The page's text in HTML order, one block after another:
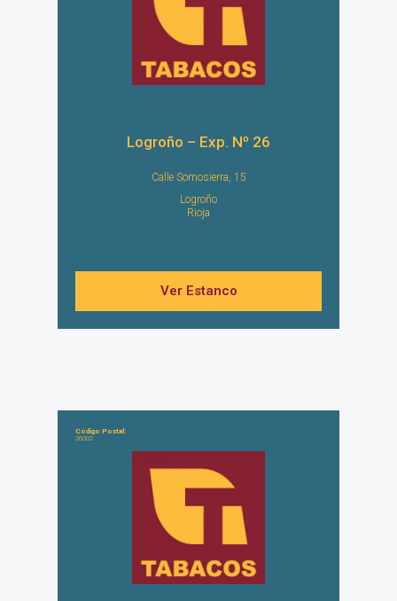
Logroño – Exp. Nº 26
Calle Somosierra, 15
Logroño
Rioja
Ver Estanco
Código Postal:
26002